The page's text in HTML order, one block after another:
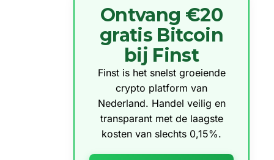
Ontvang €20
gratis Bitcoin
bij Finst
Finst is het snelst groeiende
crypto platform van
Nederland. Handel veilig en
transparant met de laagste
kosten van slechts 0,15%.